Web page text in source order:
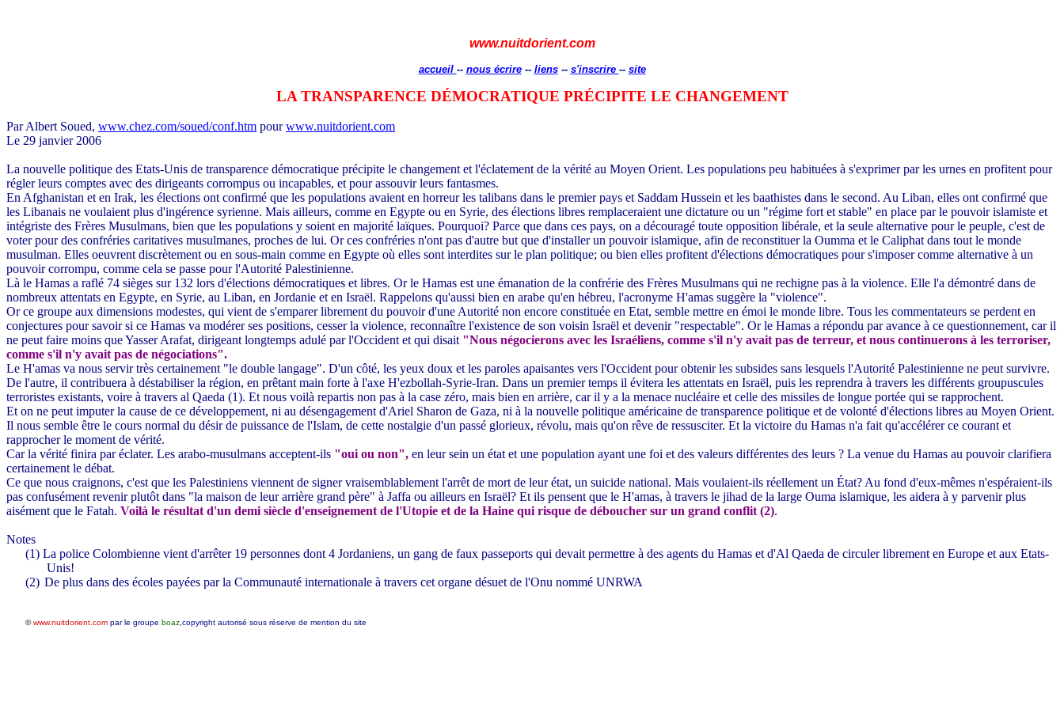
www.nuitdorient.com
accueil -- nous écrire-- liens-- s'inscrire -- site
LA TRANSPARENCE DÉMOCRATIQUE PRÉCIPITE LE CHANGEMENT
Par Albert Soued, www.chez.com/soued/conf.htm pourwww.nuitdorient.com
Le 29 janvier 2006
La nouvelle politique des Etats-Unis de transparence démocratique précipite le changement et l'éclatement de la vérité au Moyen Orient. Les populations peu habituées à s'exprimer par les urnes en profitent pour
régler leurs comptes avec des dirigeants corrompus ou incapables, et pour assouvir leurs fantasmes.
En Afghanistan et en Irak, les élections ont confirmé que les populations avaient en horreur les talibans dans le premier pays et Saddam Hussein et les baathistes dans le second. Au Liban, elles ont confirmé que
les Libanais ne voulaient plus d'ingérence syrienne. Mais ailleurs, comme en Egypte ou en Syrie, des élections libres remplaceraient une dictature ou un "régime fort et stable" en place par le pouvoir islamiste et
intégriste des Frères Musulmans, bien que les populations y soient en majorité laïques. Pourquoi? Parce que dans ces pays, on a découragé toute opposition libérale, et la seule alternative pour le peuple, c'est de
voter pour des confréries caritatives musulmanes, proches de lui. Or ces confréries n'ont pas d'autre but que d'installer un pouvoir islamique, afin de reconstituer la Oumma et le Caliphat dans tout le monde
musulman. Elles oeuvrent discrètement ou en sous-main comme en Egypte où elles sont interdites sur le plan politique; ou bien elles profitent d'élections démocratiques pour s'imposer comme alternative à un
pouvoir corrompu, comme cela se passe pour l'Autorité Palestinienne.
Là le Hamas a raflé 74 sièges sur 132 lors d'élections démocratiques et libres. Or le Hamas est une émanation de la confrérie des Frères Musulmans qui ne rechigne pas à la violence. Elle l'a démontré dans de
nombreux attentats en Egypte, en Syrie, au Liban, en Jordanie et en Israël. Rappelons qu'aussi bien en arabe qu'en hébreu, l'acronyme H'amas suggère la "violence".
Or ce groupe aux dimensions modestes, qui vient de s'emparer librement du pouvoir d'une Autorité non encore constituée en Etat, semble mettre en émoi le monde libre. Tous les commentateurs se perdent en
conjectures pour savoir si ce Hamas va modérer ses positions, cesser la violence, reconnaître l'existence de son voisin Israël et devenir "respectable". Or le Hamas a répondu par avance à ce questionnement, car il
ne peut faire moins que Yasser Arafat, dirigeant longtemps adulé par l'Occident et qui disait "Nous négocierons avec les Israéliens, comme s'il n'y avait pas de terreur, et nous continuerons à les terroriser,
comme s'il n'y avait pas de négociations".
Le H'amas va nous servir très certainement "le double langage". D'un côté, les yeux doux et les paroles apaisantes vers l'Occident pour obtenir les subsides sans lesquels l'Autorité Palestinienne ne peut survivre.
De l'autre, il contribuera à déstabiliser la région, en prêtant main forte à l'axe H'ezbollah-Syrie-Iran. Dans un premier temps il évitera les attentats en Israël, puis les reprendra à travers les différents groupuscules
terroristes existants, voire à travers al Qaeda (1). Et nous voilà repartis non pas à la case zéro, mais bien en arrière, car il y a la menace nucléaire et celle des missiles de longue portée qui se rapprochent.
Et on ne peut imputer la cause de ce développement, ni au désengagement d'Ariel Sharon de Gaza, ni à la nouvelle politique américaine de transparence politique et de volonté d'élections libres au Moyen Orient.
Il nous semble être le cours normal du désir de puissance de l'Islam, de cette nostalgie d'un passé glorieux, révolu, mais qu'on rêve de ressusciter. Et la victoire du Hamas n'a fait qu'accélérer ce courant et
rapprocher le moment de vérité.
Car la vérité finira par éclater. Les arabo-musulmans acceptent-ils "oui ou non", en leur sein un état et une population ayant une foi et des valeurs différentes des leurs ? La venue du Hamas au pouvoir clarifiera
certainement le débat.
Ce que nous craignons, c'est que les Palestiniens viennent de signer vraisemblablement l'arrêt de mort de leur état, un suicide national. Mais voulaient-ils réellement un État? Au fond d'eux-mêmes n'espéraient-ils
pas confusément revenir plutôt dans "la maison de leur arrière grand père" à Jaffa ou ailleurs en Israël? Et ils pensent que le H'amas, à travers le jihad de la large Ouma islamique, les aidera à y parvenir plus
aisément que le Fatah. Voilà le résultat d'un demi siècle d'enseignement de l'Utopie et de la Haine qui risque de déboucher sur un grand conflit (2).
Notes
(1) La police Colombienne vient d'arrêter 19 personnes dont 4 Jordaniens, un gang de faux passeports qui devait permettre à des agents du Hamas et d'Al Qaeda de circuler librement en Europe et aux Etats-
Unis!
(2) De plus dans des écoles payées par la Communauté internationale à travers cet organe désuet de l'Onu nommé UNRWA
©www.nuitdorient.com par le groupe boaz ,copyright autorisé sous réserve de mention du site